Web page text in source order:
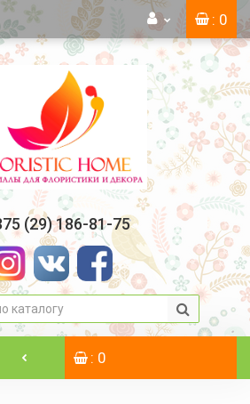
: 0
(29) 186-81-75
: 0